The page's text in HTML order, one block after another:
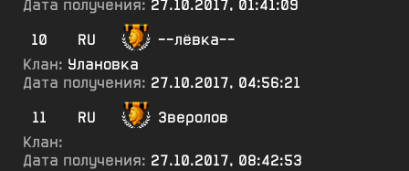
Дата получения: 27.10.2017, 01:41:09
10
RU
--лёвка--
Клан: Улановка
Дата получения: 27.10.2017, 04:56:21
11
RU
3веролов
Клан:
Дата получения: 27.10.2017, 08:42:53